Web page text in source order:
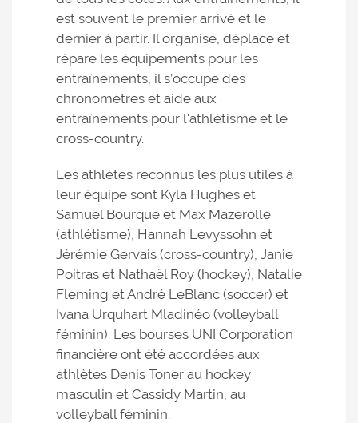
est souvent le premier arrivé et le
dernier à partir. Il organise, déplace et
répare les équipements pour les
entraînements, il s’occupe des
chronomètres et aide aux
entraînements pour l'athlétisme et le
cross-country.
Les athlètes reconnus les plus utiles à
leur équipe sont Kyla Hughes et
Samuel Bourque et Max Mazerolle
(athlétisme), Hannah Levyssohn et
Jérémie Gervais (cross-country), Janie
Poitras et Nathaël Roy (hockey), Natalie
Fleming et André LeBlanc (soccer) et
Ivana Urquhart Mladinéo (volleyball
féminin). Les bourses UNI Corporation
financière ont été accordées aux
athlètes Denis Toner au hockey
masculin et Cassidy Martin, au
volleyball féminin.